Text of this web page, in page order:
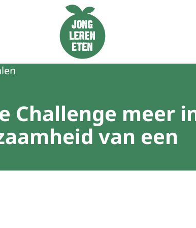
Naar de homepage van Jong Leren Eten
Challenge meer
van een